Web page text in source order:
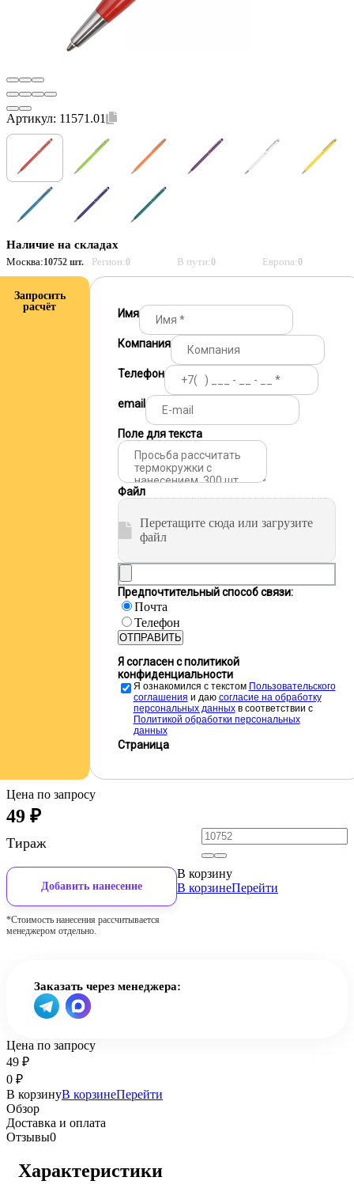
Артикул: 11571.01
Наличие на складах
Москва:10752 шт. Регион:0 В пути:0 Европа:0
Запросить
расчёт
Имя
Компания
Телефон
email
Поле для текста
Файл
Перетащите сюда или загрузите
файл
Предпочтительный способ связи:
Почта
Телефон
ОТПРАВИТЬ
Я согласен с политикой
конфиденциальности
Я ознакомился с текстом Пользовательского
соглашения и даю cогласие на обработку
персональных данныхв соответствии с
Политикой обработки персональных
данных
Страница
Цена по запросу
49 ₽
Тираж
Добавить нанесение
*Стоимость нанесения рассчитывается
менеджером отдельно.
В корзину
В корзинеПерейти
Заказать через менеджера:
Цена по запросу
49 ₽
0 ₽
В корзинуВ корзинеПерейти
Обзор
Доставка и оплата
Отзывы0
Характеристики